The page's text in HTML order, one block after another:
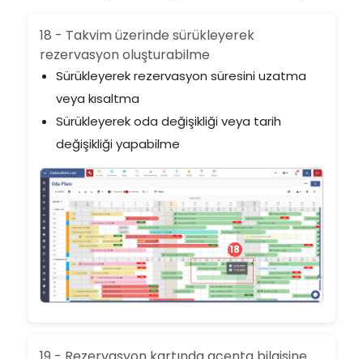
18 - Takvim üzerinde sürükleyerek
rezervasyon oluşturabilme
Sürükleyerek rezervasyon süresini uzatma
veya kısaltma
Sürükleyerek oda değişikliği veya tarih
değişikliği yapabilme
18